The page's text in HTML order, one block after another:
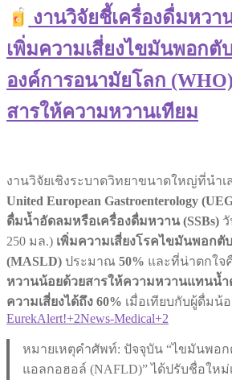
งานวิจัยชี้เครื่องดื่มหวา
เพิ่มความเสี่ยงไขมันพอกตั
องค์การอนามัยโลก
สารให้ความหวานเทียม
งานวิจัยเชิงระบาดวิทยาขนาดใหญ่ที่นำ
United European Gastroenterology
ดื่มน้ำอัดลมหรือเครื่องดื่มหวาน (SSBs)
250 มล.) เพิ่มความเสี่ยงโรคไขมันพอกตั
(MASLD) ประมาณ 50% และที่น่าตกใจ
หวานน้อยด้วยสารให้ความหวานแทนน้ำ
ความเสี่ยงได้ถึง 60% เมื่อเทียบกับผู้ดื่มน้
EurekAlert!+2News-Medical+2
หมายเหตุคำศัพท์: ปัจจุบัน “ไขมันพอก
แอลกอฮอล์ (NAFLD)” ได้ปรับชื่อให